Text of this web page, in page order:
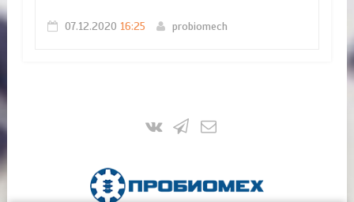
07.12.2020 16:25 probiomech